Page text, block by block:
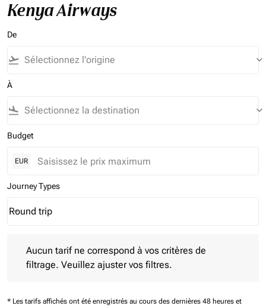
Kenya Airways
De
flight_takeoff keyboard_arrow_down
À
flight_land keyboard_arrow_down
Budget
EUR
Journey Types
Journey Types option Round trip Selected
Round trip
keyboard_arrow_down
Aucun tarif ne correspond à vos critères de
filtrage. Veuillez ajuster vos filtres.
* Les tarifs affichés ont été enregistrés au cours des dernières 48 heures et